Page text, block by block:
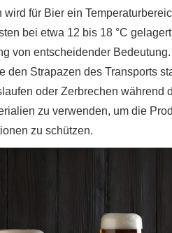
für Bier ein
bei etwa 12 bis 18 °C
von entscheidender
den Strapazen des Transports
oder Zerbrechen während
zu verwenden, um die
zu schützen.